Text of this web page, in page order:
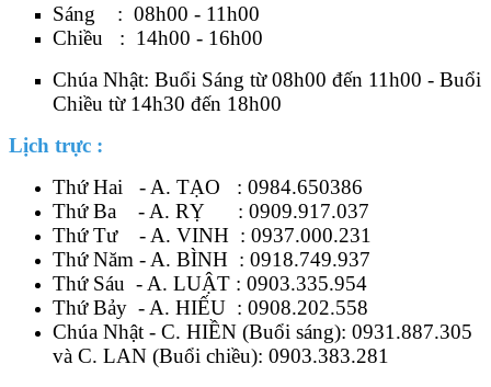
Sáng : 08h00 - 11h00
Chiều : 14h00 - 16h00
Chúa Nhật: Buổi Sáng từ 08h00 đến 11h00 - Buổi
Chiều từ 14h30 đến 18h00
Lịch trực :
Thứ Hai - A. TẠO : 0984.650386
Thứ Ba - A. RỴ : 0909.917.037
Thứ Tư - A. VINH : 0937.000.231
Thứ Năm - A. BÌNH : 0918.749.937
Thứ Sáu - A. LUẬT : 0903.335.954
Thứ Bảy - A. HIẾU : 0908.202.558
Chúa Nhật - C. HIỀN (Buổi sáng): 0931.887.305
và C. LAN (Buổi chiều): 0903.383.281